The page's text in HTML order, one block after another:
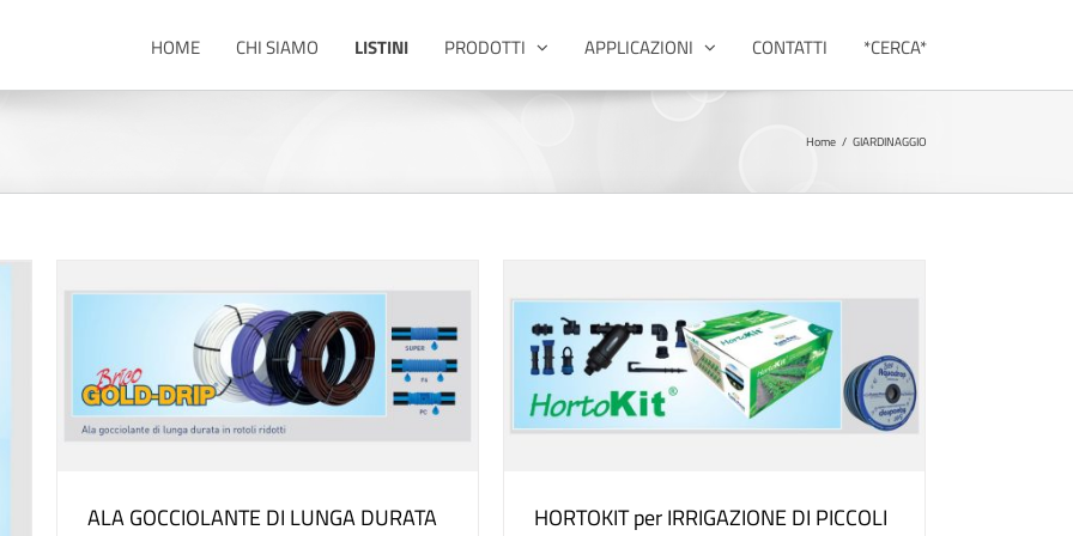
HOME CHI SIAMO LISTINI PRODOTTI APPLICAZIONI CONTATTI *CERCA*
Home / GIARDINAGGIO
ALA GOCCIOLANTE DI LUNGA DURATA
HORTOKIT per IRRIGAZIONE DI PICCOLI ORTI
IMPIANTI
HORTOKIT per IRRIGAZIONE DI PICCOLI